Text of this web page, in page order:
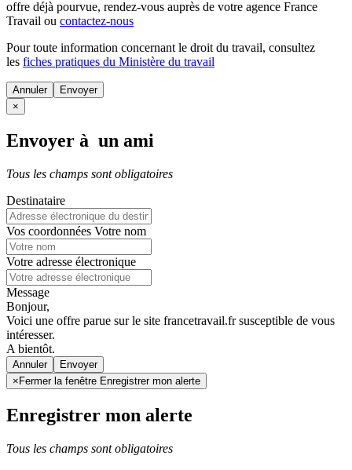
offre déjà pourvue, rendez-vous auprès de votre agence France
Travail ou contactez-nous
Pour toute information concernant le droit du travail, consultez
les fiches pratiques du Ministère du travail
Annuler
×
Envoyer à un ami
Tous les champs sont obligatoires
Destinataire
Vos coordonnées Votre nom
Votre adresse électronique
Message
Bonjour,
Voici une offre parue sur le site francetravail.fr susceptible de vous
intéresser.
A bientôt.
Annuler
× Fermer la fenêtre Enregistrer mon alerte
Enregistrer mon alerte
Tous les champs sont obligatoires